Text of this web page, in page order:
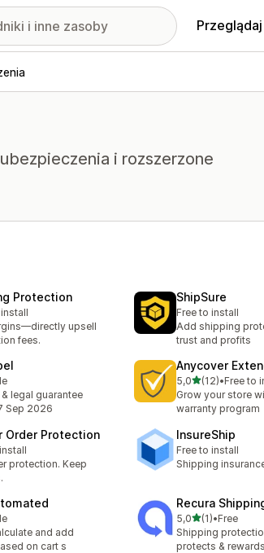
i rozszerzone
Protection
2
upsell
fees.
ShipSure
Free to install
Add shipping
trust and profits
legal guarantee
Sep 2026
Anycover
5,0na 5 gwiazdek
(12)
Łączna liczba
•Free to
Grow your store
warranty program
Order Protection
1
protection. Keep
InsureShip
Free to install
Shipping
and add
on cart s
Recura
5,0na 5 gwiazdek
(1)
Łączna liczba
•Free
Shipping
protects &